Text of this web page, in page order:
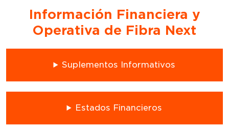
Información Financiera y
Operativa de Fibra Next
Suplementos Informativos
Estados Financieros